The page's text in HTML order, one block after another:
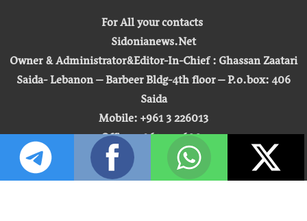
For All your contacts
Sidonianews.Net
Owner & Administrator&Editor-In-Chief : Ghassan Zaatari
Saida- Lebanon – Barbeer Bldg-4th floor – P.o.box: 406
Saida
Mobile: +961 3 226013
Office: +961 7 726007
Email:
zaatari.ghassan@gmail.com